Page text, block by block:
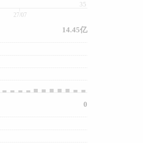
35
27/07
14.45亿
0